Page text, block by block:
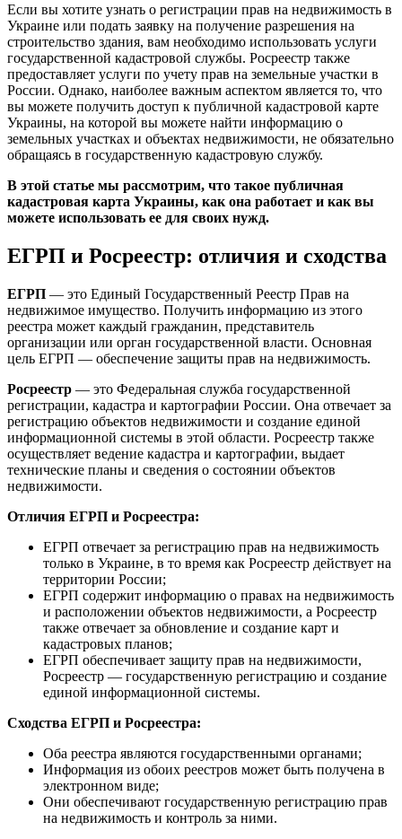
Если вы хотите узнать о регистрации прав на недвижимость в
Украине или подать заявку на получение разрешения на
строительство здания, вам необходимо использовать услуги
государственной кадастровой службы. Росреестр также
предоставляет услуги по учету прав на земельные участки в
России. Однако, наиболее важным аспектом является то, что
вы можете получить доступ к публичной кадастровой карте
Украины, на которой вы можете найти информацию о
земельных участках и объектах недвижимости, не обязательно
обращаясь в государственную кадастровую службу.
В этой статье мы рассмотрим, что такое публичная
кадастровая карта Украины, как она работает и как вы
можете использовать ее для своих нужд.
ЕГРП и Росреестр: отличия и сходства
ЕГРП — это Единый Государственный Реестр Прав на
недвижимое имущество. Получить информацию из этого
реестра может каждый гражданин, представитель
организации или орган государственной власти. Основная
цель ЕГРП — обеспечение защиты прав на недвижимость.
Росреестр — это Федеральная служба государственной
регистрации, кадастра и картографии России. Она отвечает за
регистрацию объектов недвижимости и создание единой
информационной системы в этой области. Росреестр также
осуществляет ведение кадастра и картографии, выдает
технические планы и сведения о состоянии объектов
недвижимости.
Отличия ЕГРП и Росреестра:
ЕГРП отвечает за регистрацию прав на недвижимость
только в Украине, в то время как Росреестр действует на
территории России;
ЕГРП содержит информацию о правах на недвижимость
и расположении объектов недвижимости, а Росреестр
также отвечает за обновление и создание карт и
кадастровых планов;
ЕГРП обеспечивает защиту прав на недвижимости,
Росреестр — государственную регистрацию и создание
единой информационной системы.
Сходства ЕГРП и Росреестра:
Оба реестра являются государственными органами;
Информация из обоих реестров может быть получена в
электронном виде;
Они обеспечивают государственную регистрацию прав
на недвижимость и контроль за ними.